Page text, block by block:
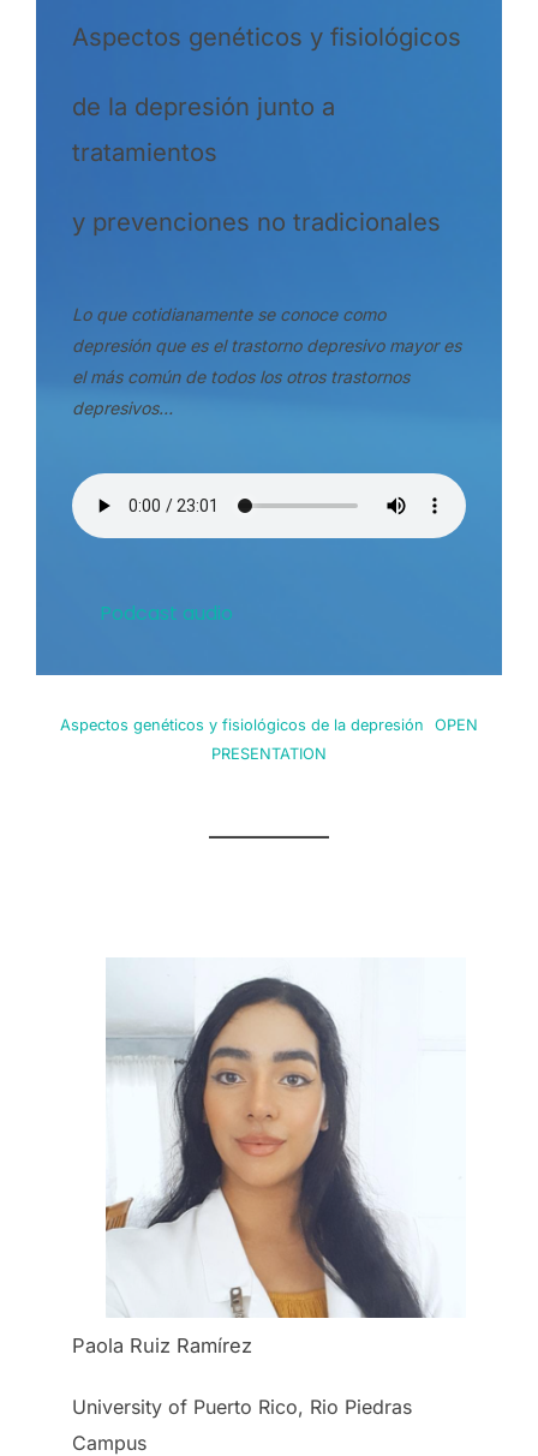
Aspectos genéticos y fisiológicos
de la depresión junto a
tratamientos
y prevenciones no tradicionales
Lo que cotidianamente se conoce como
depresión que es el trastorno depresivo mayor es
el más común de todos los otros trastornos
depresivos…
Podcast audio
Aspectos genéticos y fisiológicos de la depresión
OPEN
PRESENTATION
Paola Ruiz Ramírez
University of Puerto Rico, Rio Piedras
Campus